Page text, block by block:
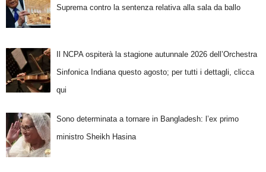
Suprema contro la sentenza relativa alla sala da ballo
Il NCPA ospiterà la stagione autunnale 2026 dell’Orchestra
Sinfonica Indiana questo agosto; per tutti i dettagli, clicca
qui
Sono determinata a tornare in Bangladesh: l’ex primo
ministro Sheikh Hasina